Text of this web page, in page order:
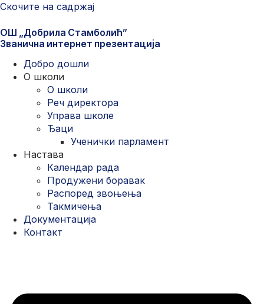
Скочите на садржај
ОШ „Добрила Стамболић”
Званична интернет презентација
Добро дошли
О школи
О школи
Реч директора
Управа школе
Ђаци
Ученички парламент
Настава
Календар рада
Продужени боравак
Распоред звоњења
Такмичења
Документација
Контакт